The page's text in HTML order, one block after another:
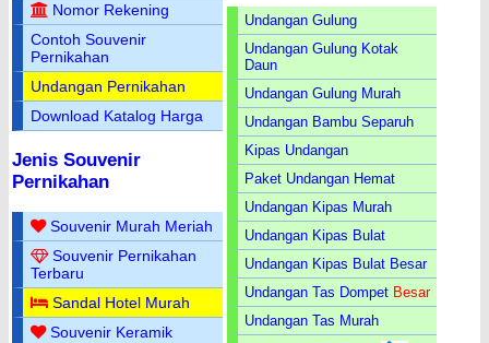
Nomor Rekening
Contoh Souvenir
Pernikahan
Undangan Pernikahan
Download Katalog Harga
Jenis Souvenir
Pernikahan
Souvenir Murah Meriah
Souvenir Pernikahan
Terbaru
Sandal Hotel Murah
Souvenir Keramik
Undangan Gulung
Undangan Gulung Kotak
Daun
Undangan Gulung Murah
Undangan Bambu Separuh
Kipas Undangan
Paket Undangan Hemat
Undangan Kipas Murah
Undangan Kipas Bulat
Undangan Kipas Bulat Besar
Undangan Tas Dompet Besar
Undangan Tas Murah